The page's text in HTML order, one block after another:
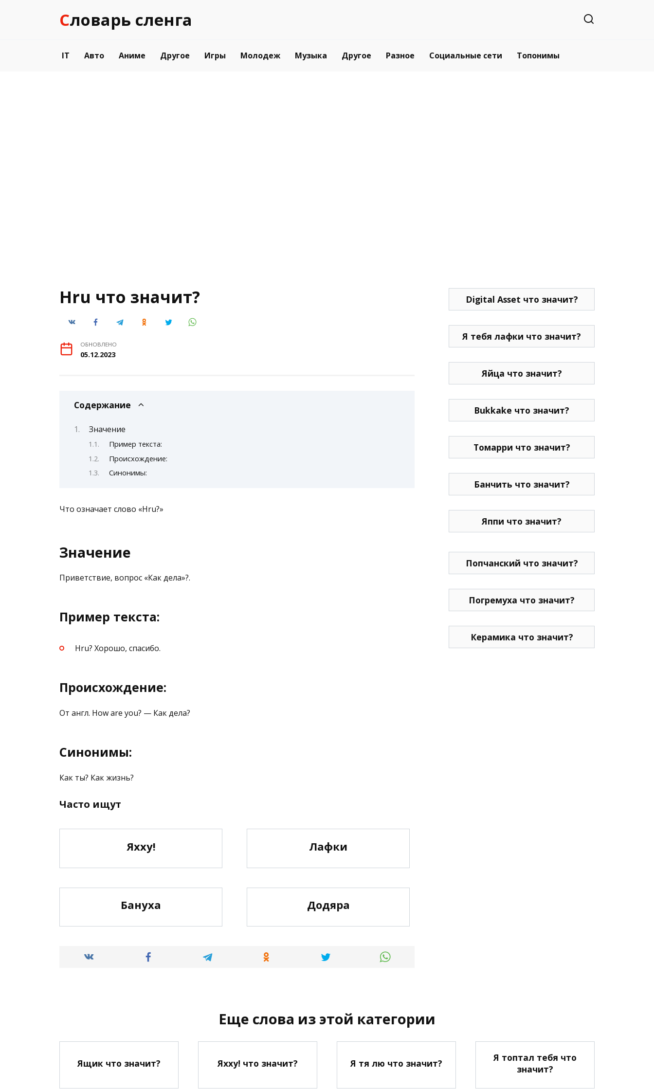
Словарь сленга
IT Авто Аниме Другое Игры Молодеж Музыка Другое Разное Социальные сети Топонимы
Hru что значит?
ОБНОВЛЕНО
05.12.2023
Содержание
Значение
Пример текста:
Происхождение:
Синонимы:
Что означает слово «Hru?»
Значение
Приветствие, вопрос «Как дела»?.
Пример текста:
Hru? Хорошо, спасибо.
Происхождение:
От англ. How are you? — Как дела?
Синонимы:
Как ты? Как жизнь?
Часто ищут
Яхху! Лафки
Бануха Додяра
Digital Asset что значит?
Я тебя лафки что значит?
Яйца что значит?
Bukkake что значит?
Томарри что значит?
Банчить что значит?
Яппи что значит?
Попчанский что значит?
Погремуха что значит?
Керамика что значит?
Еще слова из этой категории
Ящик что значит? Яхху! что значит? Я тя лю что значит?
Я топтал тебя что
значит?